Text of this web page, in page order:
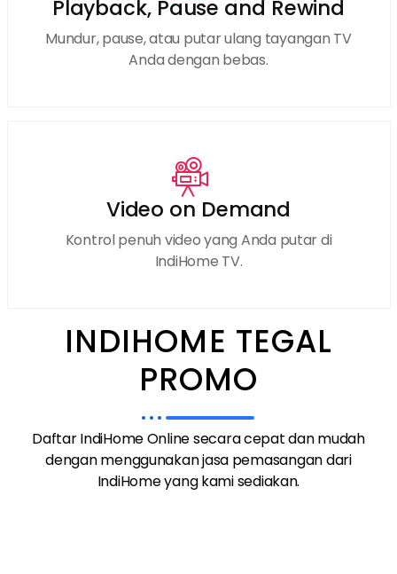
Playback, Pause and Rewind
Mundur, pause, atau putar ulang tayangan TV
Anda dengan bebas.
Video on Demand
Kontrol penuh video yang Anda putar di
IndiHome TV.
INDIHOME TEGAL
PROMO
Daftar IndiHome Online secara cepat dan mudah
dengan menggunakan jasa pemasangan dari
IndiHome yang kami sediakan.